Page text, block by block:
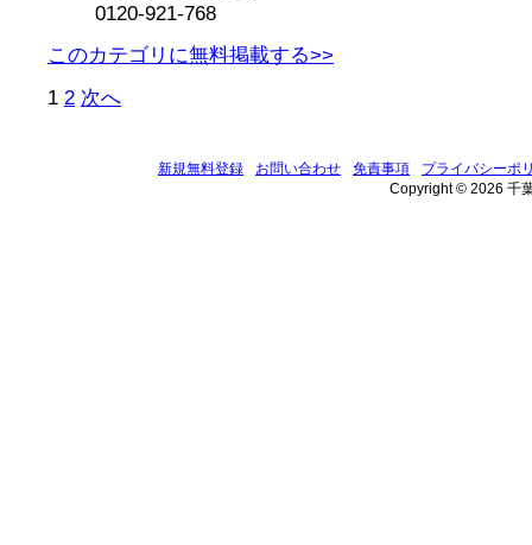
0120-921-768
このカテゴリに無料掲載する>>
1 2 次へ
新規無料登録 お問い合わせ 免責事項
プライバシーポ
Copyright © 2026 千